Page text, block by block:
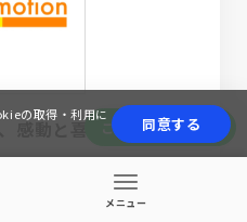
メニュー
この会社の求人情報
感動と喜びを届ける
の取得・利用に
同意する